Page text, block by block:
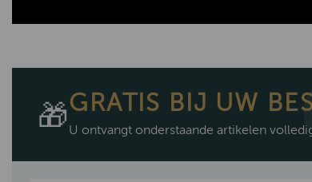
🎁GRATIS BIJ UW
U ontvangt onderstaande artikelen